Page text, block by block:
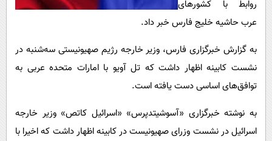
بین الملل
اجتماعی
سیاست خارجی
روابط با کشورهای
عرب حاشیه خلیج فارس خبر داد.
به گزارش خبرگزاری فارس، وزیر خارجه رژیم صهیونیستی سه‌شنبه در
نشست کابینه اظهار داشت که تل آویو با امارات متحده عربی به
توافق‌های اساسی دست یافته است.
به نوشته خبرگزاری «آسوشیتدپرس» «اسرائیل کاتص» وزیر خارجه
اسرائیل در نشست وزرای صهیونیست در کابینه اظهار داشت که اخیرا با